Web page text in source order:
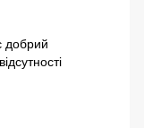
добрий